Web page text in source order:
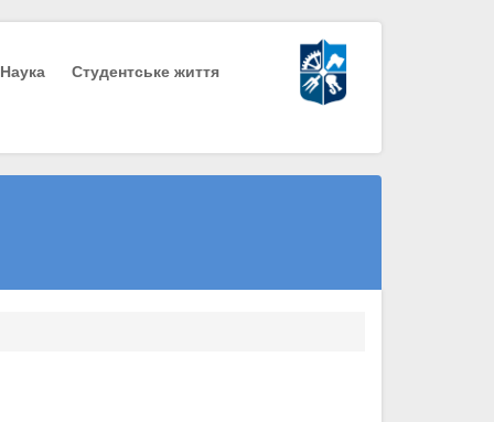
Наука Студентське життя